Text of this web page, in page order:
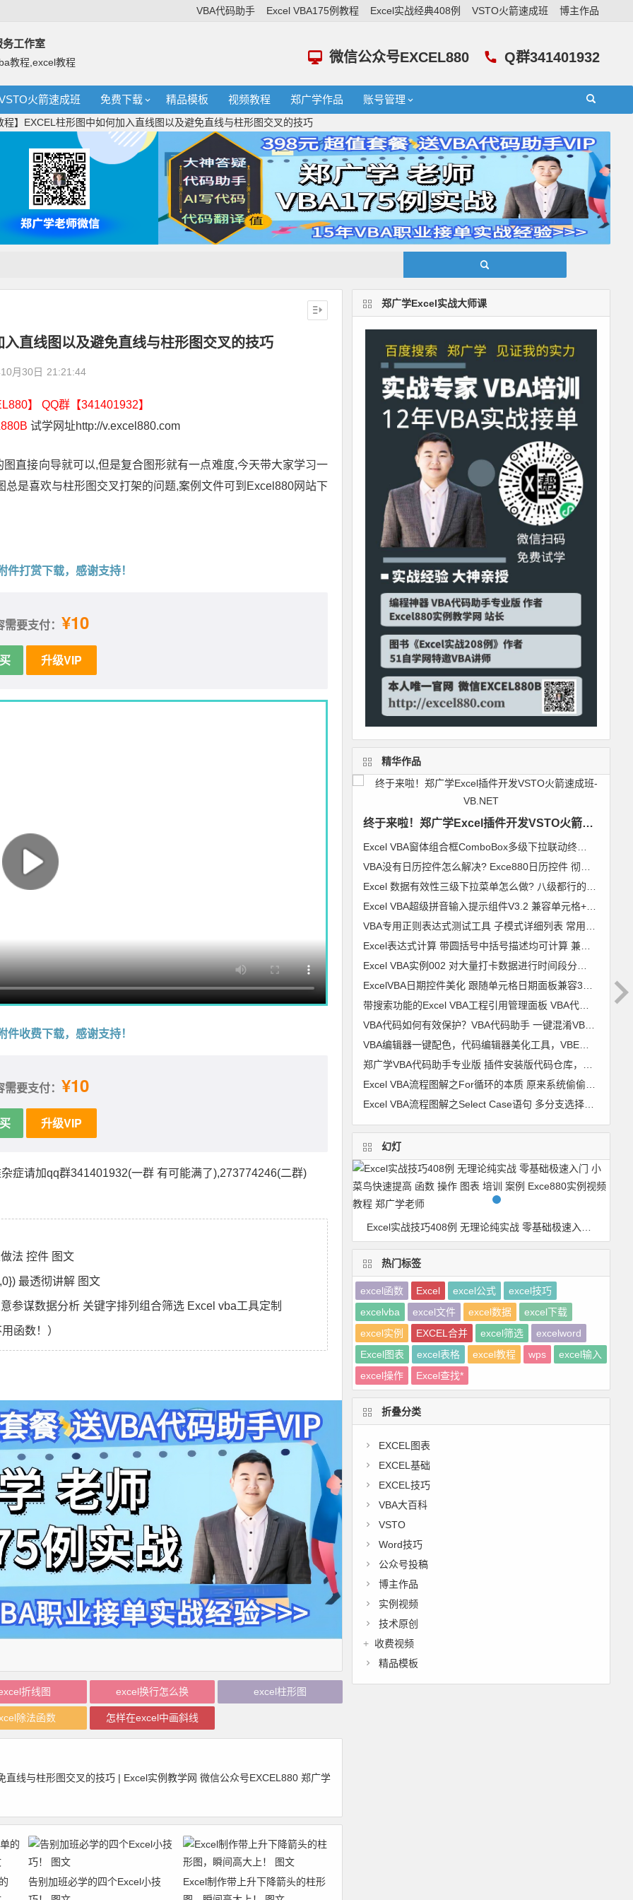
VBA代码助手 Excel VBA175例教程 Excel实战经典408例 VSTO火箭速成班 博主作品
工作室
教程,excel教程 Q群341401932
微信公众号EXCEL880
火箭速成班 免费下载 精品模板 视频教程 郑广学作品 账号管理
程】EXCEL柱形图中如何加入直线图以及避免直线与柱形图交叉的技巧
直线图以及避免直线与柱形图交叉的技巧
月30日 21:21:44
】 QQ群【341401932】
试学网址http://v.excel880.com
直接向导就可以,但是复合图形就有一点难度,今天带大家学习一
是喜欢与柱形图交叉打架的问题,案例文件可到Excel880网站下
件打赏下载，感谢支持！
要支付： ¥10
升级VIP
件收费下载，感谢支持！
要支付： ¥10
升级VIP
症请加qq群341401932(一群 有可能满了),273774246(二群)
法 控件 图文
最透彻讲解 图文
淘宝电商根据关键词搜索指定宝贝标题个数 生意参谋数据分析 关键字排列组合筛选 Excel vba工具定制
函数！）
折线图 excel换行怎么换 excel柱形图
除法函数 怎样在excel中画斜线
线与柱形图交叉的技巧 | Excel实例教学网 微信公众号EXCEL880 郑广学
告别加班必学的四个Excel小技
Excel制作带上升下降箭头的柱形
郑广学Excel实战大师课
精华作品
终于来啦！郑广学Excel插件开发VSTO火箭速成班-VB.NET
Excel VBA窗体组合框ComboBox多级下拉联动终极解决方案 无限级别逐级加载 类模块通用组件
VBA没有日历控件怎么解决? Exce880日历控件 彻底解决日历控件兼容问题 郑广学作品
Excel 数据有效性三级下拉菜单怎么做? 八级都行的无限级别下拉菜单级联列表 VBA通用组件使用说明
Excel VBA超级拼音输入提示组件V3.2 兼容单元格+控件+窗体 郑广学 VBA 拼音输入提示
VBA专用正则表达式测试工具 子模式详细列表 常用表达式及标准正则代码模块 郑广学 作品 图文
Excel表达式计算 带圆括号中括号描述均可计算 兼容64位Excel 支持超过255字符【VIP视频教程】VBA精彩实例006
Excel VBA实例002 对大量打卡数据进行时间段分组 考勤时间段划分【VIP视频教程】
ExcelVBA日期控件美化 跟随单元格日期面板兼容32位+64位及WPS 窗体 日历控件 窗体跟随单元格代码 图文
带搜索功能的Excel VBA工程引用管理面板 VBA代码助手专业版最新功能
VBA代码如何有效保护？VBA代码助手 一键混淆VBA代码 变成你自己也不认识的样子
VBA编辑器一键配色，代码编辑器美化工具，VBE颜色修改器 VBA颜色修改器 软件使用详解
郑广学VBA代码助手专业版 插件安装版代码仓库，代码管理，VBA代码对齐，代码排版，破解工程密码，隐藏模块，代码混淆，自动插入代码 兼容64
Excel VBA流程图解之For循环的本质 原来系统偷偷干了很多事
Excel VBA流程图解之Select Case语句 多分支选择的最佳选择
幻灯
Excel实战技巧408例 无理论纯实战 零基础极速入门 小菜鸟快速提高 函数 操作 图表 培训 案例 Exce880实例视频教程 郑广学老师
热门标签
excel函数 Excel excel公式
excel技巧
excelvba
excel文件 excel数据
excel下载
excel实例
EXCEL合并 excel筛选
excelword
Excel图表
excel表格 excel教程 wps
excel输入
excel操作
Excel查找*
折叠分类
EXCEL图表
EXCEL基础
EXCEL技巧
VBA大百科
VSTO
Word技巧
公众号投稿
博主作品
实例视频
技术原创
收费视频
精品模板